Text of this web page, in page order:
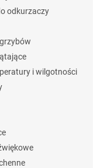
odkurzaczy
i wilgotności